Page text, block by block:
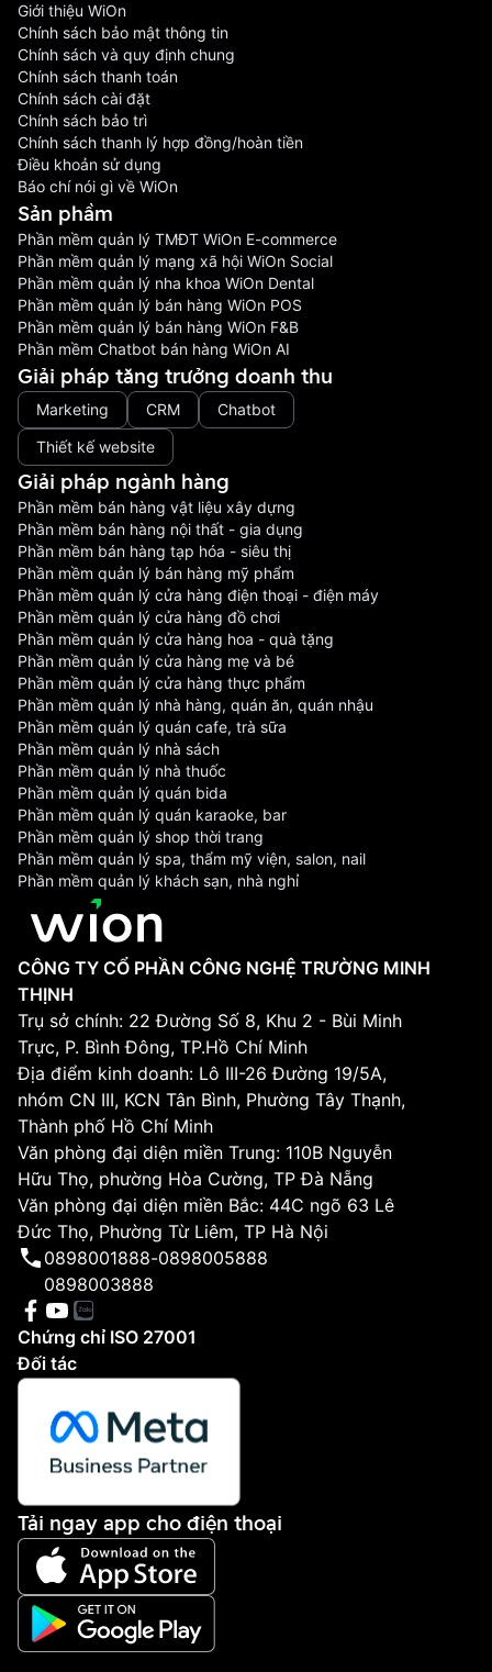
Giới thiệu WiOn
Chính sách bảo mật thông tin
Chính sách và quy định chung
Chính sách thanh toán
Chính sách cài đặt
Chính sách bảo trì
Chính sách thanh lý hợp đồng/hoàn tiền
Điều khoản sử dụng
Báo chí nói gì về WiOn
Sản phầm
Phần mềm quản lý TMĐT WiOn E-commerce
Phần mềm quản lý mạng xã hội WiOn Social
Phần mềm quản lý nha khoa WiOn Dental
Phần mềm quản lý bán hàng WiOn POS
Phần mềm quản lý bán hàng WiOn F&B
Phần mềm Chatbot bán hàng WiOn AI
Giải pháp tăng trưởng doanh thu
Marketing CRM
Chatbot
Thiết kế website
Giải pháp ngành hàng
Phần mềm bán hàng vật liệu xây dựng
Phần mềm bán hàng nội thất - gia dụng
Phần mềm bán hàng tạp hóa - siêu thị
Phần mềm quản lý bán hàng mỹ phẩm
Phần mềm quản lý cửa hàng điện thoại - điện máy
Phần mềm quản lý cửa hàng đồ chơi
Phần mềm quản lý cửa hàng hoa - quà tặng
Phần mềm quản lý cửa hàng mẹ và bé
Phần mềm quản lý cửa hàng thực phẩm
Phần mềm quản lý nhà hàng, quán ăn, quán nhậu
Phần mềm quản lý quán cafe, trà sữa
Phần mềm quản lý nhà sách
Phần mềm quản lý nhà thuốc
Phần mềm quản lý quán bida
Phần mềm quản lý quán karaoke, bar
Phần mềm quản lý shop thời trang
Phần mềm quản lý spa, thẩm mỹ viện, salon, nail
Phần mềm quản lý khách sạn, nhà nghỉ
CÔNG TY CỔ PHẦN CÔNG NGHỆ TRƯỜNG MINH
THỊNH
Trụ sở chính: 22 Đường Số 8, Khu 2 - Bùi Minh
Trực, P. Bình Đông, TP.Hồ Chí Minh
Địa điểm kinh doanh: Lô III-26 Đường 19/5A,
nhóm CN III, KCN Tân Bình, Phường Tây Thạnh,
Thành phố Hồ Chí Minh
Văn phòng đại diện miền Trung: 110B Nguyễn
Hữu Thọ, phường Hòa Cường, TP Đà Nẵng
Văn phòng đại diện miền Bắc: 44C ngõ 63 Lê
Đức Thọ, Phường Từ Liêm, TP Hà Nội
0898001888-0898005888
0898003888
Chứng chỉ ISO 27001
Đối tác
Tải ngay app cho điện thoại